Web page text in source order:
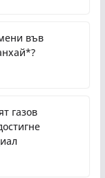
във
газов